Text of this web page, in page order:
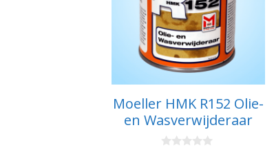
Moeller HMK R152 Olie-
en Wasverwijderaar